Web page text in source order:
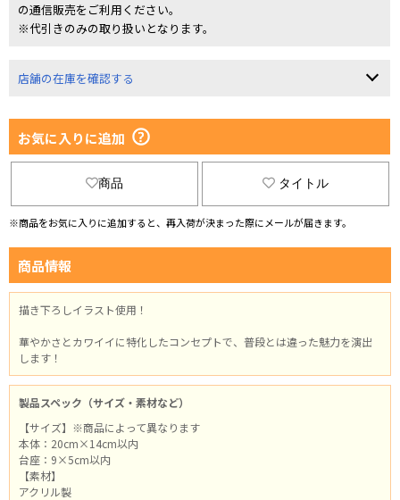
の通信販売をご利用ください。
※代引きのみの取り扱いとなります。
店舗の在庫を確認する
お気に入りに追加
商品 タイトル
※商品をお気に入りに追加すると、再入荷が決まった際にメールが届きます。
商品情報
描き下ろしイラスト使用！
華やかさとカワイイに特化したコンセプトで、普段とは違った魅力を演出
します！
製品スペック（サイズ・素材など）
【サイズ】※商品によって異なります
本体：20cm×14cm以内
台座：9×5cm以内
【素材】
アクリル製